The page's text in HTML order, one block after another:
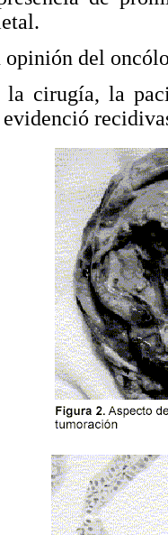
opinión del
la cirugía, la